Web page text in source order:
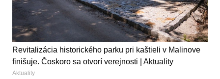
Revitalizácia historického parku pri kaštieli v Malinove
finišuje. Čoskoro sa otvorí verejnosti | Aktuality
Aktuality